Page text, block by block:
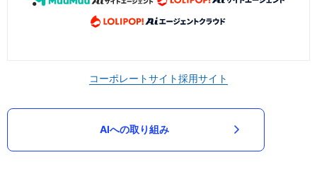
コーポレートサイト採用サイト
AIへの取り組み